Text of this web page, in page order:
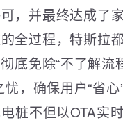
，并最终达成了
全过程，特斯拉
底免除“不了解流
，确保用户“省心
桩不但以OTA实